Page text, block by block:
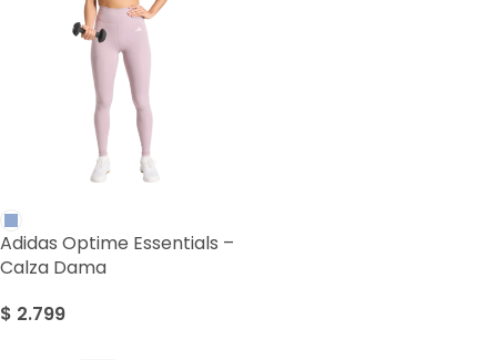
Adidas Optime Essentials –
Calza Dama
$ 2.799